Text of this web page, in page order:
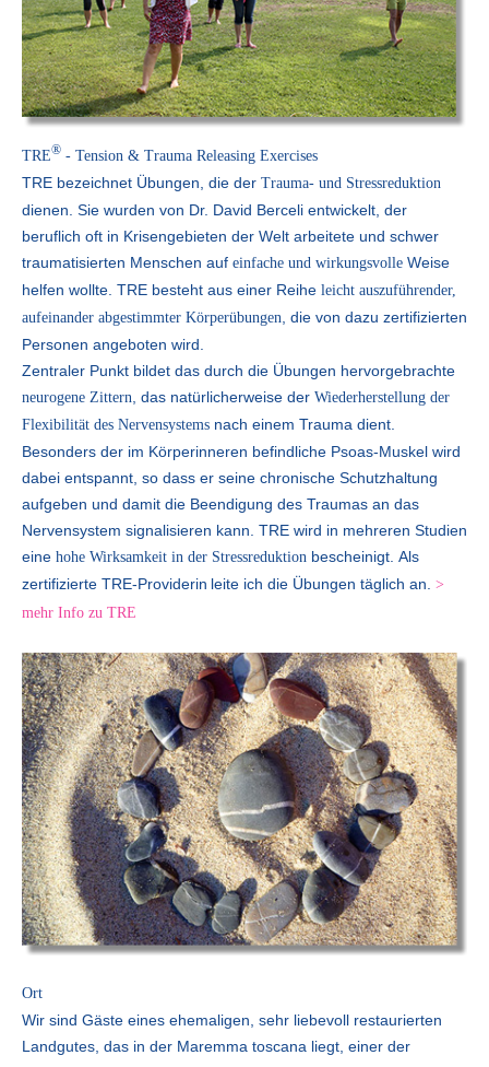
TRE® - Tension & Trauma Releasing Exercises
TRE bezeichnet Übungen, die der Trauma- und Stressreduktion
dienen. Sie wurden von Dr. David Berceli entwickelt, der
beruflich oft in Krisengebieten der Welt arbeitete und schwer
traumatisierten Menschen auf einfache und wirkungsvolle Weise
helfen wollte. TRE besteht aus einer Reihe leicht auszuführender,
aufeinander abgestimmter Körperübungen , die von dazu zertifizierten
Personen angeboten wird.
Zentraler Punkt bildet das durch die Übungen hervorgebrachte
neurogene Zittern , das natürlicherweise der Wiederherstellung der
Flexibilität des Nervensystems nach einem Trauma dient.
Besonders der im Körperinneren befindliche Psoas-Muskel wird
dabei entspannt, so dass er seine chronische Schutzhaltung
aufgeben und damit die Beendigung des Traumas an das
Nervensystem signalisieren kann. TRE wird in mehreren Studien
eine hohe Wirksamkeit in der Stressreduktion bescheinigt. Als
zertifizierte TRE-Providerin leite ich die Übungen täglich an. >
mehr Info zu TRE
Ort
Wir sind Gäste eines ehemaligen, sehr liebevoll restaurierten
Landgutes, das in der Maremma toscana liegt, einer der